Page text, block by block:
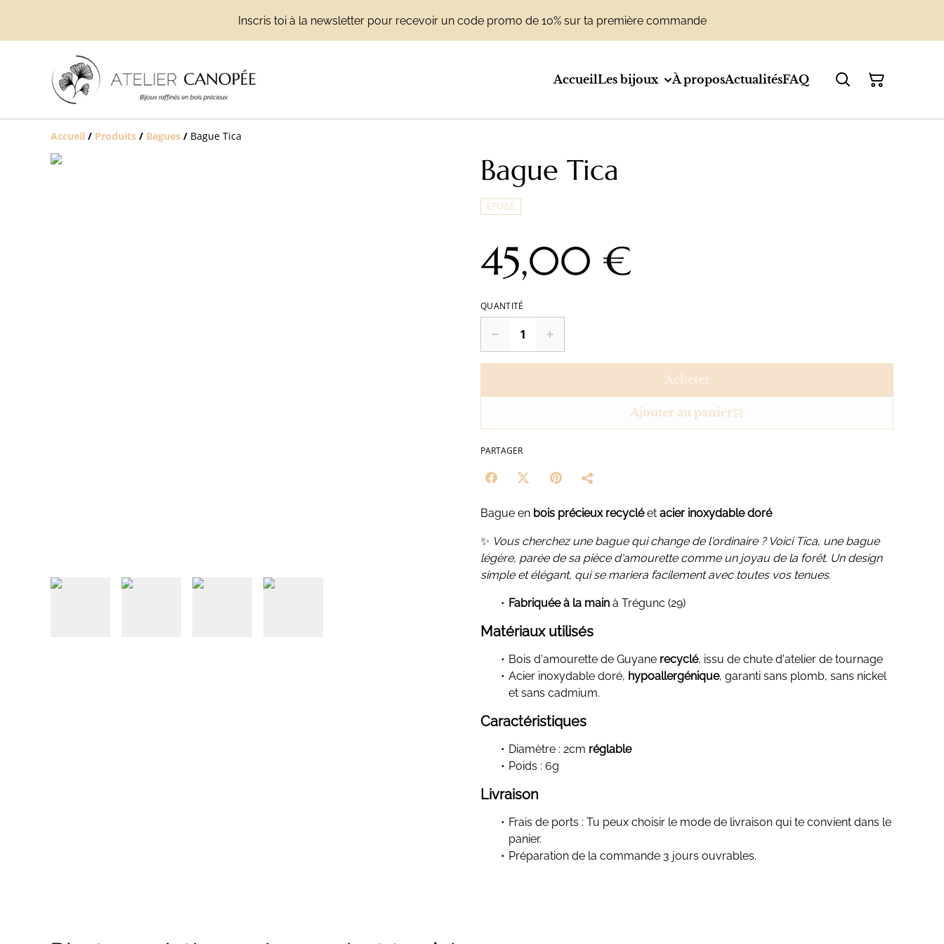
Inscris toi à la newsletter pour recevoir un code promo de 10% sur ta première commande
AccueilLes bijoux À proposActualitésFAQ
Accueil / Produits / Bagues / Bague Tica
Bague Tica
ÉPUISÉ
45,00 €
QUANTITÉ
Acheter
Ajouter au panier
PARTAGER
Bague en bois précieux recycléet acier inoxydable doré
✨ Vous cherchez une bague qui change de l'ordinaire ? Voici Tica, une bague
légère, parée de sa pièce d'amourette comme un joyau de la forêt. Un design
simple et élégant, qui se mariera facilement avec toutes vos tenues.
Fabriquée à la main à Trégunc (29)
Matériaux utilisés
Bois d'amourette de Guyane recyclé, issu de chute d'atelier de tournage
Acier inoxydable doré, hypoallergénique, garanti sans plomb, sans nickel
et sans cadmium.
Caractéristiques
Diamètre : 2cm réglable
Poids : 6g
Livraison
Frais de ports : Tu peux choisir le mode de livraison qui te convient dans le
panier.
Préparation de la commande 3 jours ouvrables.